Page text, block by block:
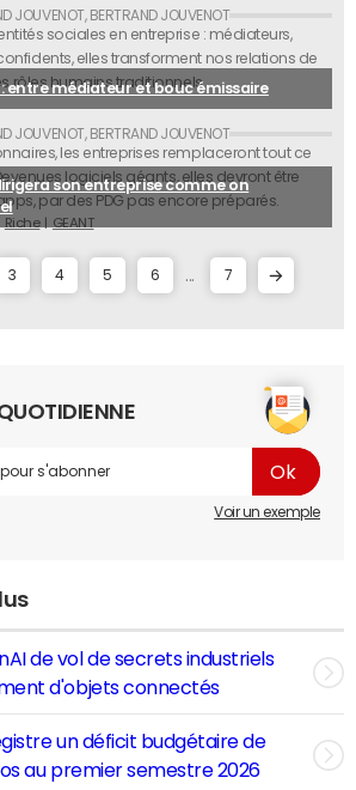
: entre médiateur et bouc émissaire
sociales en entreprise : médiateurs,
elles transforment nos relations de
rôles humains traditionnels.
son entreprise comme on
les entreprises remplaceront tout ce
logiciels géants, elles devront être
par des PDG pas encore préparés.
Riche GEANT
3 4 5 6 ... 7
Voir un exemple
de vol de secrets industriels
d'objets connectés
un déficit budgétaire de
au premier semestre 2026